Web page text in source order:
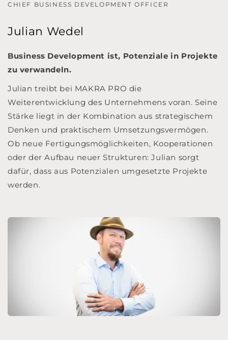
CHIEF BUSINESS DEVELOPMENT OFFICER
Julian Wedel
Business Development ist, Potenziale in Projekte
zu verwandeln.
Julian treibt bei MAKRA PRO die
Weiterentwicklung des Unternehmens voran. Seine
Stärke liegt in der Kombination aus strategischem
Denken und praktischem Umsetzungsvermögen.
Ob neue Fertigungsmöglichkeiten, Kooperationen
oder der Aufbau neuer Strukturen: Julian sorgt
dafür, dass aus Potenzialen umgesetzte Projekte
werden.